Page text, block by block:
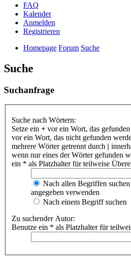
FAQ
Kalender
Anmelden
Registrieren
Homepage Forum Suche
Suche
Suchanfrage
Suche nach Wörtern:
Setze ein + vor ein Wort, das
vor ein Wort, das nicht gefunden
mehrere Wörter getrennt durch |
wenn nur eines der Wörter gefunden
ein * als Platzhalter für teilweise
Nach allen Begriffen
angegeben verwenden
Nach einem Begriff suchen
Zu suchender Autor:
Benutze ein * als Platzhalter für